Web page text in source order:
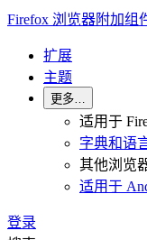
Firefox 浏览器附加组
扩展
主题
更多…
适用于
字典和语
其他浏览
适用于
登录